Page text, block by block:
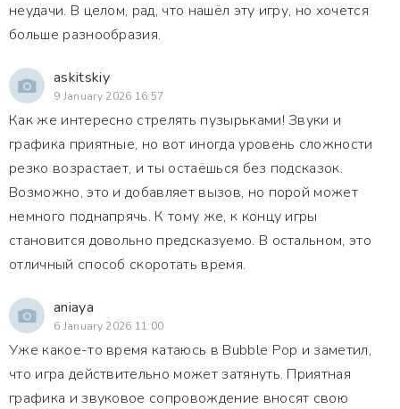
неудачи. В целом, рад, что нашёл эту игру, но хочется
больше разнообразия.
askitskiy
9 January 2026 16:57
Как же интересно стрелять пузырьками! Звуки и
графика приятные, но вот иногда уровень сложности
резко возрастает, и ты остаёшься без подсказок.
Возможно, это и добавляет вызов, но порой может
немного поднапрячь. К тому же, к концу игры
становится довольно предсказуемо. В остальном, это
отличный способ скоротать время.
aniaya
6 January 2026 11:00
Уже какое-то время катаюсь в Bubble Pop и заметил,
что игра действительно может затянуть. Приятная
графика и звуковое сопровождение вносят свою